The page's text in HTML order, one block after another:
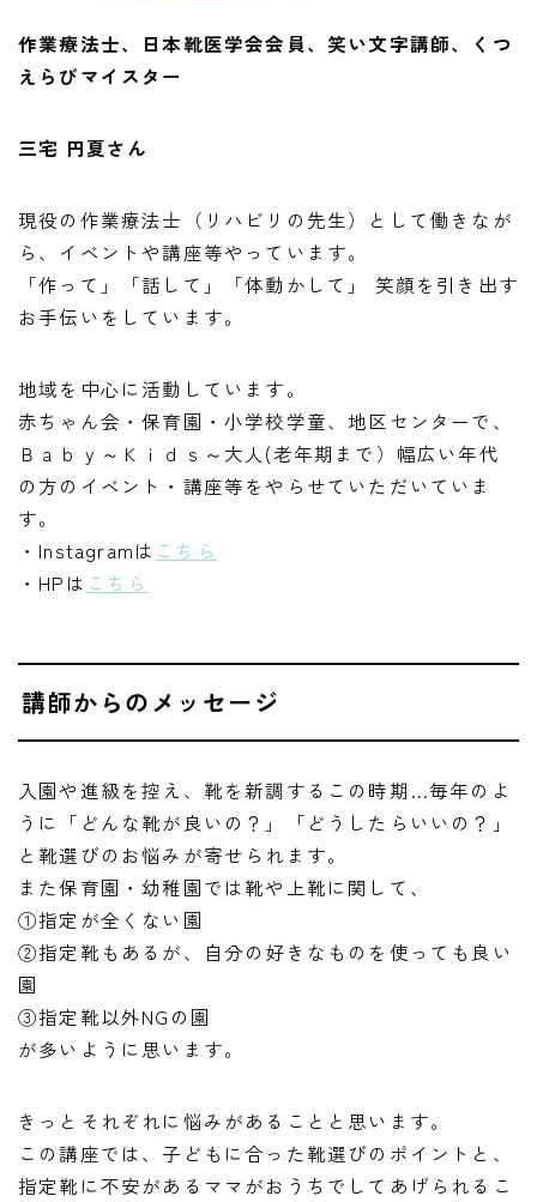
作業療法士、日本靴医学会会員、笑い文字講師、くつ
えらびマイスター
三宅 円夏さん
現役の作業療法士（リハビリの先生）として働きなが
ら、イベントや講座等やっています。
「作って」「話して」「体動かして」 笑顔を引き出す
お手伝いをしています。
地域を中心に活動しています。
赤ちゃん会・保育園・小学校学童、地区センターで、
Ｂａｂｙ～Ｋｉｄｓ～大人(老年期まで）幅広い年代
の方のイベント・講座等をやらせていただいていま
す。
・Instagramは こちら
・HPは こちら
講師からのメッセージ
入園や進級を控え、靴を新調するこの時期…毎年のよ
うに「どんな靴が良いの？」「どうしたらいいの？」
と靴選びのお悩みが寄せられます。
また保育園・幼稚園では靴や上靴に関して、
①指定が全くない園
②指定靴もあるが、自分の好きなものを使っても良い
園
③指定靴以外NGの園
が多いように思います。
きっとそれぞれに悩みがあることと思います。
この講座では、子どもに合った靴選びのポイントと、
指定靴に不安があるママがおうちでしてあげられるこ